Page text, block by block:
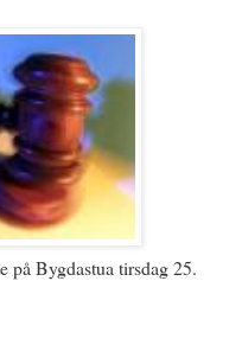
Bygdastua tirsdag 25.